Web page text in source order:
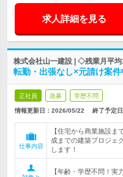
求人詳細を見る
株式会社山一建設 | ◇残業月平
転勤・出張なし×元請け案件
正社員 急募 学歴不問
情報更新日：2026/05/22 終了予定日
仕事内容
【住宅から商業施設
成までの建築プロジェ
します！
【年齢・学歴不問！